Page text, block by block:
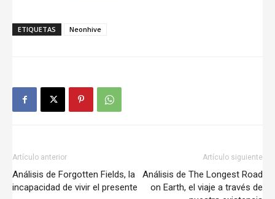
ETIQUETAS Neonhive
Artículo anterior
Análisis de Forgotten Fields, la
incapacidad de vivir el presente
Artículo siguiente
Análisis de The Longest Road
on Earth, el viaje a través de